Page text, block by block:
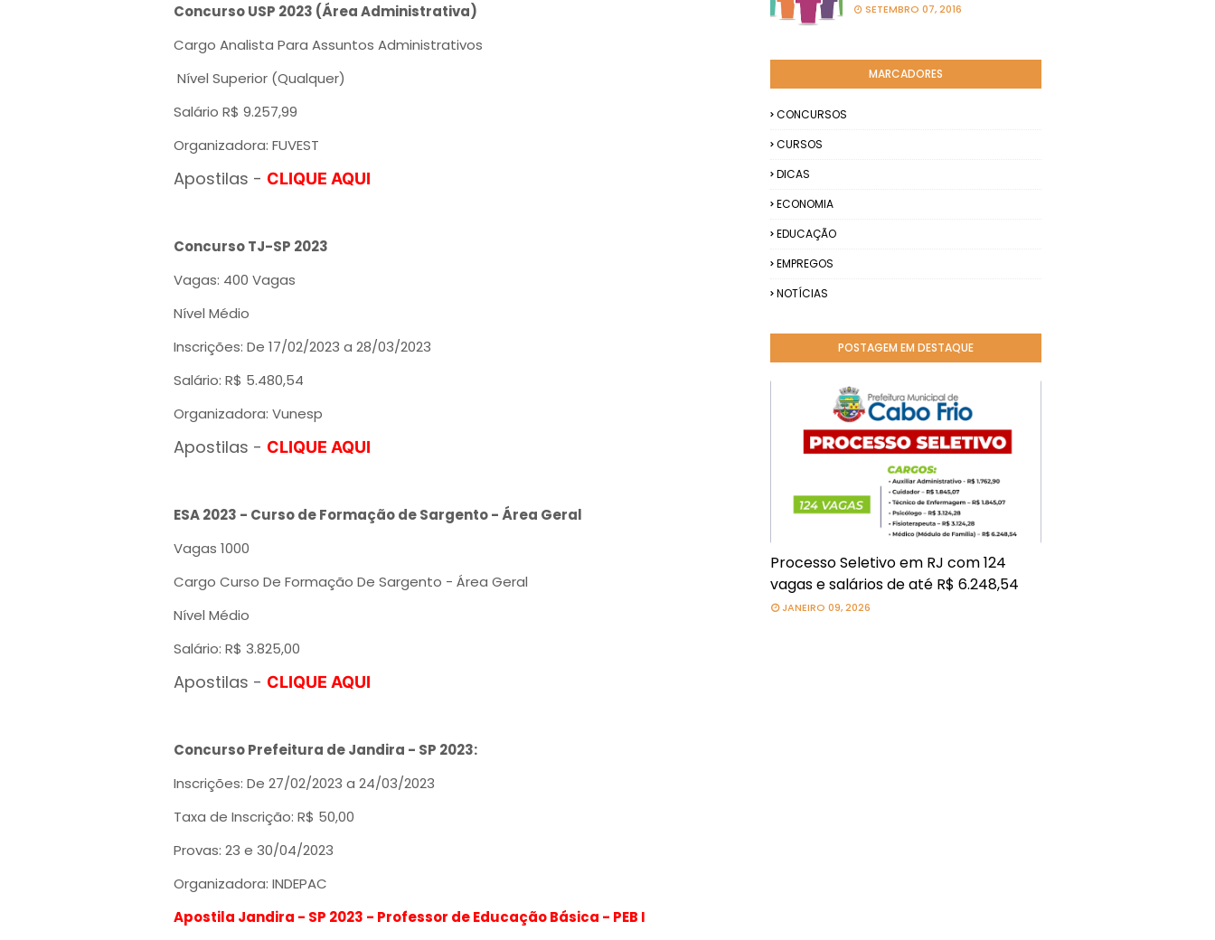
Concurso USP 2023 (Área Administrativa)
Cargo Analista Para Assuntos Administrativos
Nível Superior (Qualquer)
Salário R$ 9.257,99
Organizadora: FUVEST
Apostilas - CLIQUE AQUI
Concurso TJ-SP 2023
Vagas: 400 Vagas
Nível Médio
Inscrições: De 17/02/2023 a 28/03/2023
Salário: R$ 5.480,54
Organizadora: Vunesp
Apostilas - CLIQUE AQUI
ESA 2023 - Curso de Formação de Sargento - Área Geral
Vagas 1000
Cargo Curso De Formação De Sargento - Área Geral
Nível Médio
Salário: R$ 3.825,00
Apostilas - CLIQUE AQUI
Concurso Prefeitura de Jandira - SP 2023:
Inscrições: De 27/02/2023 a 24/03/2023
Taxa de Inscrição: R$ 50,00
Provas: 23 e 30/04/2023
Organizadora: INDEPAC
Apostila Jandira - SP 2023 - Professor de Educação Básica - PEB I
SETEMBRO 07, 2016
MARCADORES
CONCURSOS
CURSOS
DICAS
ECONOMIA
EDUCAÇÃO
EMPREGOS
NOTÍCIAS
POSTAGEM EM DESTAQUE
Processo Seletivo em RJ com 124
vagas e salários de até R$ 6.248,54
JANEIRO 09, 2026